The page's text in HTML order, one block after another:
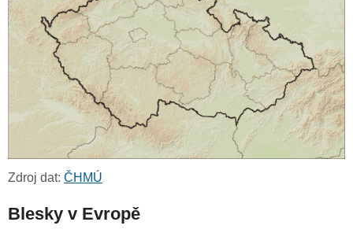
Zdroj dat: ČHMÚ
Blesky v Evropě